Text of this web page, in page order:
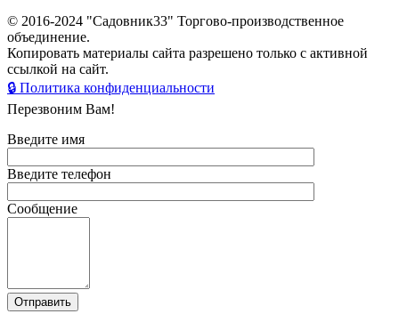
© 2016-2024 "Садовник33" Торгово-производственное
объединение.
Копировать материалы сайта разрешено только с активной
ссылкой на сайт.
🔒 Политика конфиденциальности
Перезвоним Вам!
Введите имя
Введите телефон
Сообщение